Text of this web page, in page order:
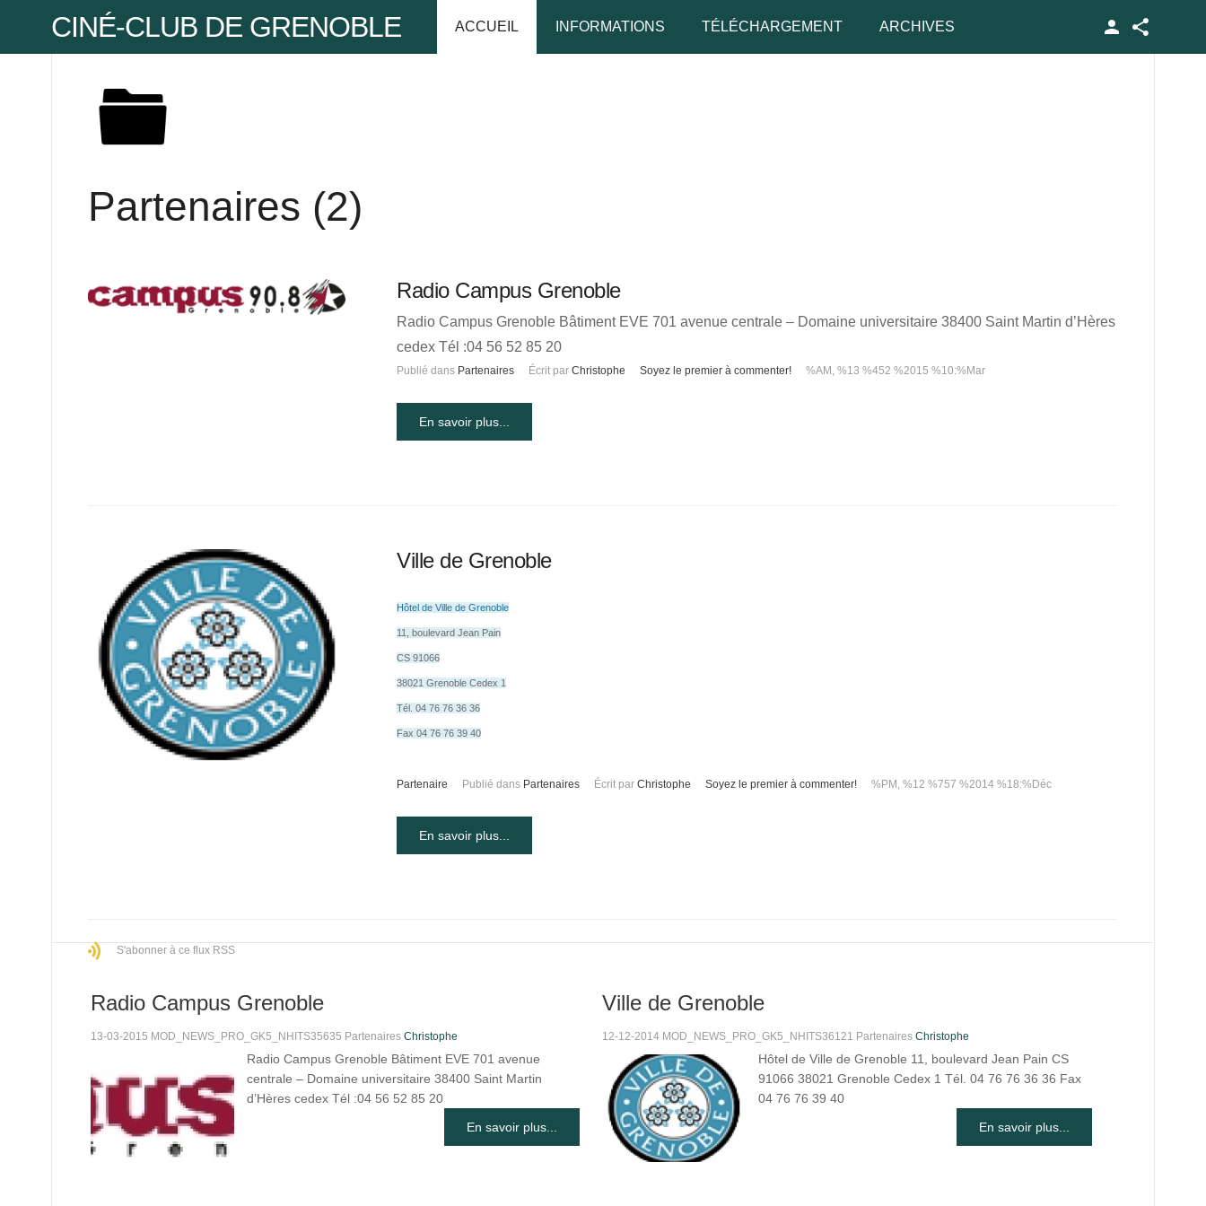
CINÉ-CLUB DE GRENOBLE ACCUEIL INFORMATIONS TÉLÉCHARGEMENT ARCHIVES
Partenaires (2)
Radio Campus Grenoble
Radio Campus Grenoble Bâtiment EVE 701 avenue centrale – Domaine universitaire 38400 Saint Martin d’Hères
cedex Tél :04 56 52 85 20
Publié dans Partenaires Écrit parChristophe Soyez le premier à commenter! %AM, %13 %452 %2015 %10:%Mar
En savoir plus...
Ville de Grenoble
Hôtel de Ville de Grenoble
11, boulevard Jean Pain
CS 91066
38021 Grenoble Cedex 1
Tél. 04 76 76 36 36
Fax 04 76 76 39 40
Partenaire Publié dans Partenaires Écrit parChristophe Soyez le premier à commenter! %PM, %12 %757 %2014 %18:%Déc
En savoir plus...
S'abonner à ce flux RSS
Radio Campus Grenoble
13-03-2015 MOD_NEWS_PRO_GK5_NHITS35635 Partenaires Christophe
Radio Campus Grenoble Bâtiment EVE 701 avenue
centrale – Domaine universitaire 38400 Saint Martin
d’Hères cedex Tél :04 56 52 85 20
En savoir plus...
Ville de Grenoble
12-12-2014 MOD_NEWS_PRO_GK5_NHITS36121 PartenairesChristophe
Hôtel de Ville de Grenoble 11, boulevard Jean Pain CS
91066 38021 Grenoble Cedex 1 Tél. 04 76 76 36 36 Fax
04 76 76 39 40
En savoir plus...
Mot de passe oublié ?
Pseudo oublié ?